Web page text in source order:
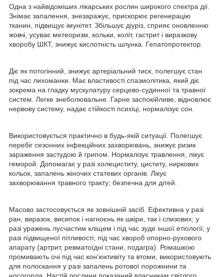
Одна з найвідоміших лікарських рослин широкого спектра дії.
Знімає запалення, знезаражує, прискорює регенерацію
тканин, підвищує імунітет. Збільшує діуріз, сприяє оновленню
жовчі, усуває метеоризм, кольки, коліт, гастрит і виразкову
хворобу ШКТ, знижує кислотність шлунка. Гепатопротектор.
Діє як потогінний, знижує артеріальний тиск, полегшує стан
під час лихоманки. Має властивості спазмолітика, який діє
зокрема на гладку мускулатуру серцево-судинної та травної
систем. Легке знеболювальне. Гарне заспокійливе, відновлює
нервову систему, надає стійкості психіці, нормалізує сон.
Використовується практично в будь-якій ситуації. Полегшує
перебіг сезонних інфекційних захворювань, знижує ризик
зараження застудою й грипом. Нормалізує травлення, лікує
геморой. Допомагає у разі холециститу, циститу, ниркових
кольок, запалень жіночих статевих органів. Лікує
захворювання травного тракту; безпечна для дітей.
Масово застосовується як зовнішній засіб. Ефективна у разі
ран, виразок, висипок і нагноєнь як шкіри, так і слизових; у
разі уражень лусчастим кліщем і під час зуде іншої етіології; у
разі підвищеної пітливості; під час хвороб опорно-рухового
апарату (артрит, ревматоїдні стани, подагра). Ромашкою
промивають очі під час кон'юктивіту та втоми, використовують
для полоскання у разі запалень ротової порожнини та